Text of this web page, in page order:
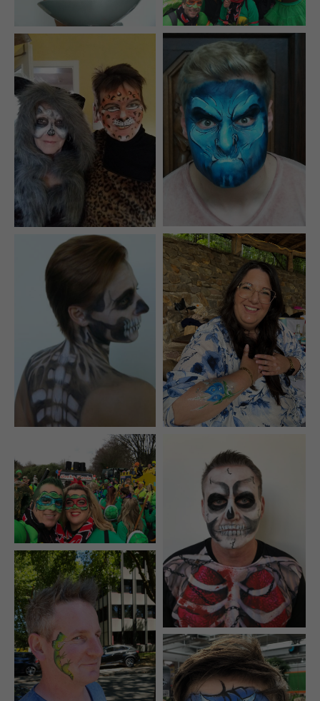
info@yourdomain.com
About us
Lorem ipsum dolor sit amet, consectetuer adipiscing
elit.
Aenean commodo ligula eget dolor. Aenean massa.
Cum sociis natoque penatibus et magnis dis
parturient montes, nascetur ridiculus mus. Donec
quam felis, ultricies nec.